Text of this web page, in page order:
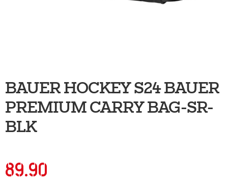
Sportia-tili
BAUER HOCKEY S24 BAUER
PREMIUM CARRY BAG-SR-
BLK
89.90